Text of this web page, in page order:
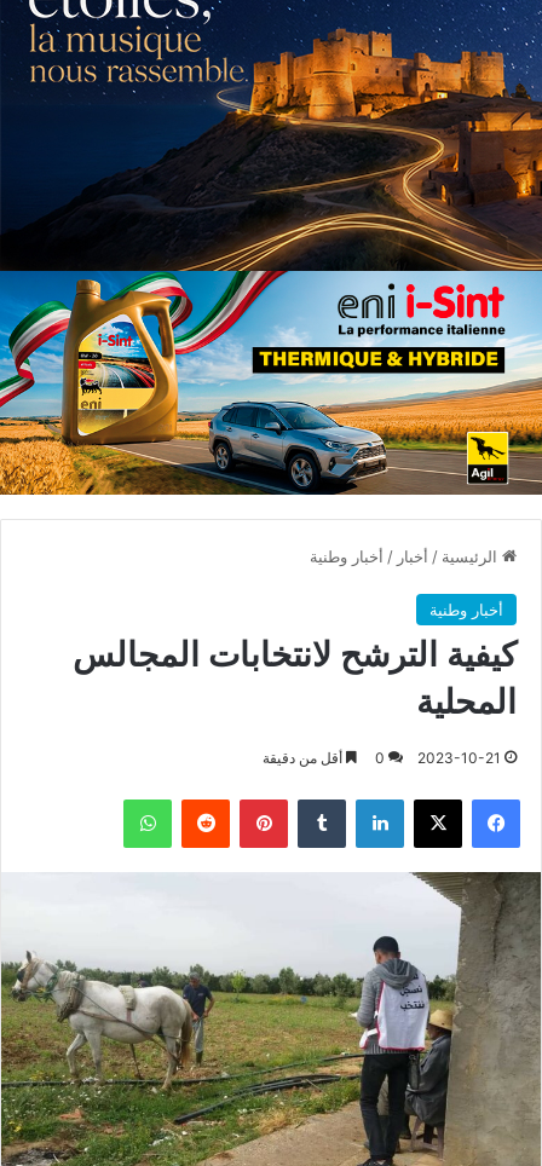
الرئيسية / أخبار / أخبار وطنية
أخبار وطنية
كيفية الترشح لانتخابات المجالس
المحلية
2023-10-21
0 أقل من دقيقة
فيسبوك X لينكدإن بينتيريست واتساب